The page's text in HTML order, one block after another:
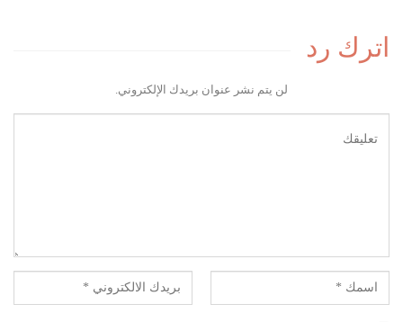
اترك رد
لن يتم نشر عنوان بريدك الإلكتروني.